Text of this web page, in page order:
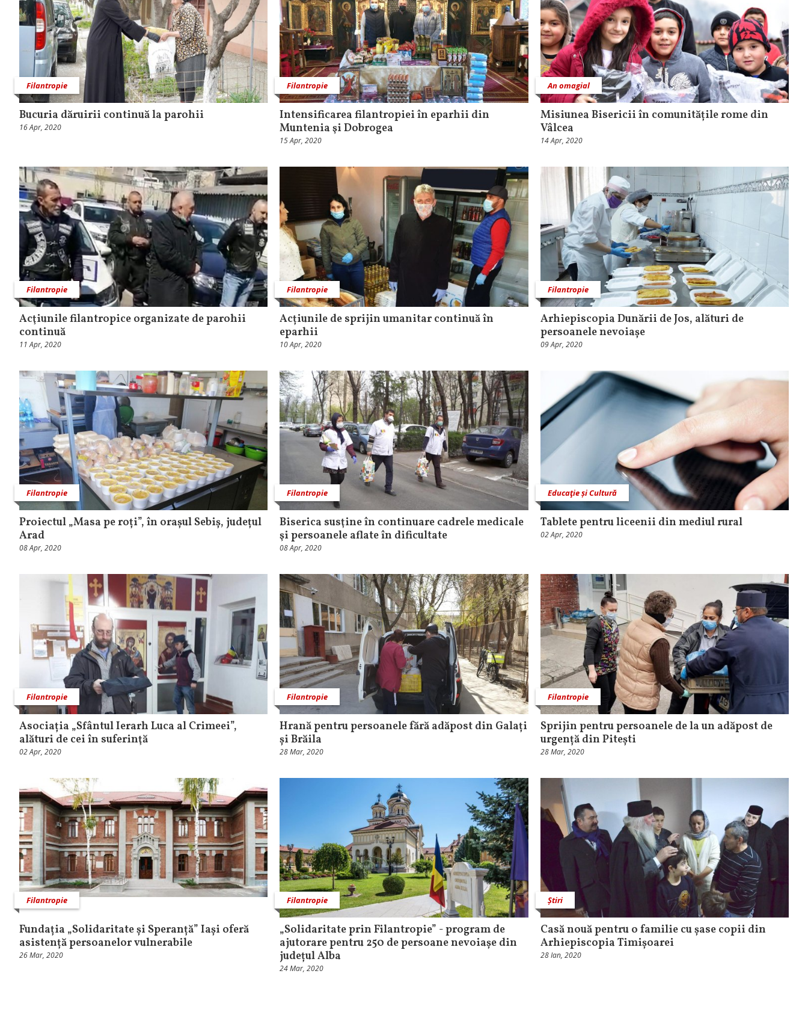
Filantropie
Bucuria dăruirii continuă la parohii
16 Apr, 2020
Filantropie
Intensificarea filantropiei în eparhii din
Muntenia şi Dobrogea
15 Apr, 2020
An omagial
Misiunea Bisericii în comunitățile rome din
Vâlcea
14 Apr, 2020
Filantropie
Acţiunile filantropice organizate de parohii
continuă
11 Apr, 2020
Filantropie
Acțiunile de sprijin umanitar continuă în
eparhii
10 Apr, 2020
Filantropie
Arhiepiscopia Dunării de Jos, alături de
persoanele nevoiașe
09 Apr, 2020
Filantropie
Proiectul „Masa pe roți”, în orașul Sebiș, județul
Arad
08 Apr, 2020
Filantropie
Biserica susţine în continuare cadrele medicale
şi persoanele aflate în dificultate
08 Apr, 2020
Educaţie și Cultură
Tablete pentru liceenii din mediul rural
02 Apr, 2020
Filantropie
Asociația „Sfântul Ierarh Luca al Crimeei”,
alături de cei în suferinţă
02 Apr, 2020
Filantropie
Hrană pentru persoanele fără adăpost din Galați
și Brăila
28 Mar, 2020
Filantropie
Sprijin pentru persoanele de la un adăpost de
urgență din Pitești
28 Mar, 2020
Filantropie
Fundația „Solidaritate și Speranță” Iași oferă
asistență persoanelor vulnerabile
26 Mar, 2020
Filantropie
„Solidaritate prin Filantropie” - program de
ajutorare pentru 250 de persoane nevoiașe din
județul Alba
24 Mar, 2020
Știri
Casă nouă pentru o familie cu șase copii din
Arhiepiscopia Timișoarei
28 Ian, 2020